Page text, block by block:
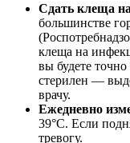
Сдать клеща
большинстве
клеща на
вы будете
стерилен —
врачу.
Ежедневно
39°C. Если
тревогу.